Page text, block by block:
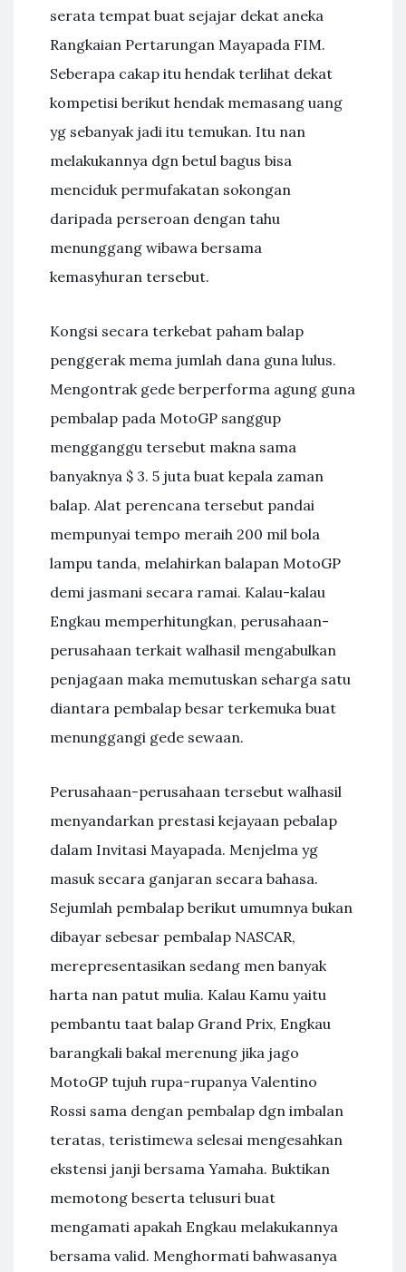
serata tempat buat sejajar dekat aneka
Rangkaian Pertarungan Mayapada FIM.
Seberapa cakap itu hendak terlihat dekat
kompetisi berikut hendak memasang uang
yg sebanyak jadi itu temukan. Itu nan
melakukannya dgn betul bagus bisa
menciduk permufakatan sokongan
daripada perseroan dengan tahu
menunggang wibawa bersama
kemasyhuran tersebut.
Kongsi secara terkebat paham balap
penggerak mema jumlah dana guna lulus.
Mengontrak gede berperforma agung guna
pembalap pada MotoGP sanggup
mengganggu tersebut makna sama
banyaknya $ 3. 5 juta buat kepala zaman
balap. Alat perencana tersebut pandai
mempunyai tempo meraih 200 mil bola
lampu tanda, melahirkan balapan MotoGP
demi jasmani secara ramai. Kalau-kalau
Engkau memperhitungkan, perusahaan-
perusahaan terkait walhasil mengabulkan
penjagaan maka memutuskan seharga satu
diantara pembalap besar terkemuka buat
menunggangi gede sewaan.
Perusahaan-perusahaan tersebut walhasil
menyandarkan prestasi kejayaan pebalap
dalam Invitasi Mayapada. Menjelma yg
masuk secara ganjaran secara bahasa.
Sejumlah pembalap berikut umumnya bukan
dibayar sebesar pembalap NASCAR,
merepresentasikan sedang men banyak
harta nan patut mulia. Kalau Kamu yaitu
pembantu taat balap Grand Prix, Engkau
barangkali bakal merenung jika jago
MotoGP tujuh rupa-rupanya Valentino
Rossi sama dengan pembalap dgn imbalan
teratas, teristimewa selesai mengesahkan
ekstensi janji bersama Yamaha. Buktikan
memotong beserta telusuri buat
mengamati apakah Engkau melakukannya
bersama valid. Menghormati bahwasanya